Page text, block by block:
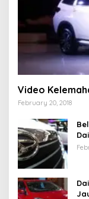
Video
February 20, 2018